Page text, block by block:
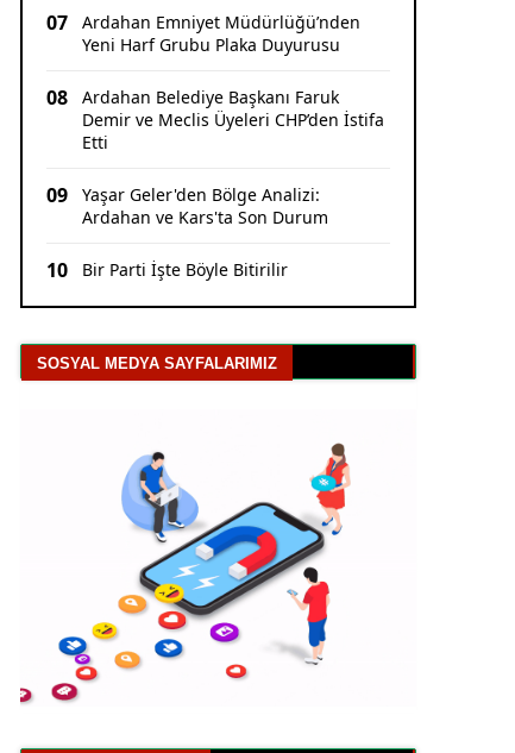
07
Ardahan Emniyet Müdürlüğü’nden
Yeni Harf Grubu Plaka Duyurusu
08
Ardahan Belediye Başkanı Faruk
Demir ve Meclis Üyeleri CHP’den İstifa
Etti
09
Yaşar Geler'den Bölge Analizi:
Ardahan ve Kars'ta Son Durum
10 Bir Parti İşte Böyle Bitirilir
SOSYAL MEDYA SAYFALARIMIZ